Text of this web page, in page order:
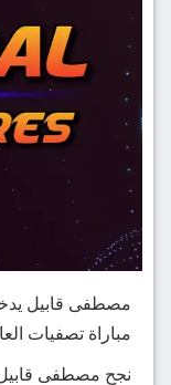
مصطفى قابيل
مباراة تصفيات
نجح مصطفى قابيل